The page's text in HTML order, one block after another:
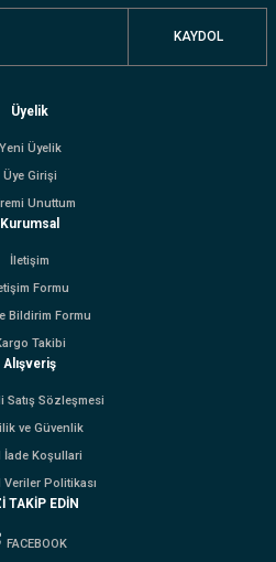
KAYDOL
Üyelik
Yeni Üyelik
Üye Girişi
Unuttum
Kurumsal
İletişim
Formu
Bildirim Formu
Takibi
Alışveriş
Satış Sözleşmesi
ve Güvenlik
İade Koşullari
Veriler Politikası
TAKİP EDİN
FACEBOOK